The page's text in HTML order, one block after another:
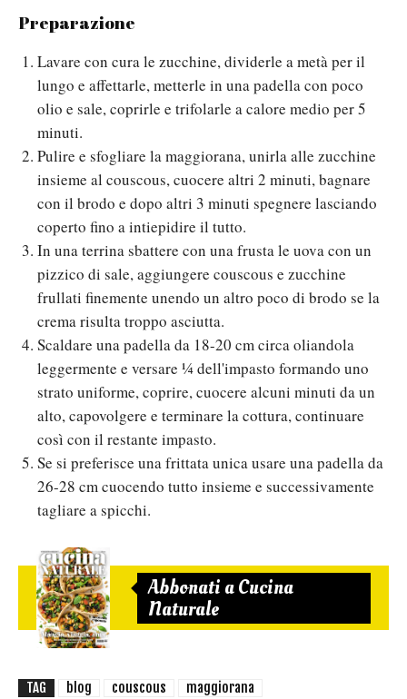
Preparazione
Lavare con cura le zucchine, dividerle a metà per il
lungo e affettarle, metterle in una padella con poco
olio e sale, coprirle e trifolarle a calore medio per 5
minuti.
Pulire e sfogliare la maggiorana, unirla alle zucchine
insieme al couscous, cuocere altri 2 minuti, bagnare
con il brodo e dopo altri 3 minuti spegnere lasciando
coperto fino a intiepidire il tutto.
In una terrina sbattere con una frusta le uova con un
pizzico di sale, aggiungere couscous e zucchine
frullati finemente unendo un altro poco di brodo se la
crema risulta troppo asciutta.
Scaldare una padella da 18-20 cm circa oliandola
leggermente e versare ¼ dell'impasto formando uno
strato uniforme, coprire, cuocere alcuni minuti da un
alto, capovolgere e terminare la cottura, continuare
così con il restante impasto.
Se si preferisce una frittata unica usare una padella da
26-28 cm cuocendo tutto insieme e successivamente
tagliare a spicchi.
Abbonati a Cucina
Naturale
TAG blog couscous
maggiorana